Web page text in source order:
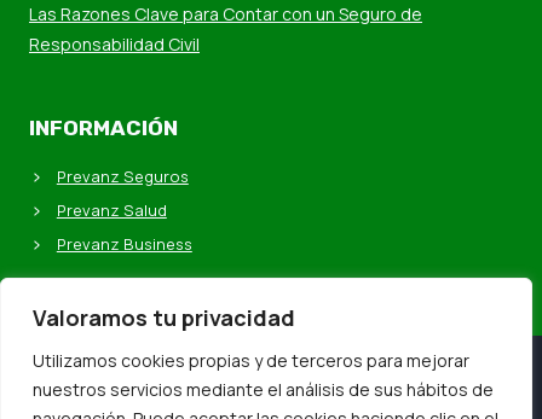
Valoramos tu privacidad
Utilizamos cookies propias y de terceros para mejorar
nuestros servicios mediante el análisis de sus hábitos de
Las Razones Clave para Contar con un Seguro de
Responsabilidad Civil
INFORMACIÓN
Prevanz Seguros
Prevanz Salud
Prevanz Business